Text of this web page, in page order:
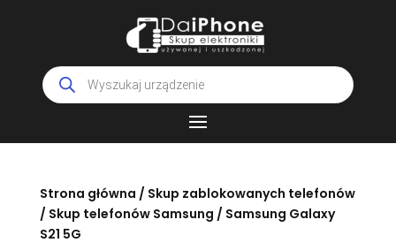
Wyszukiwarka
produktów
Strona główna / Skup zablokowanych telefonów
/ Skup telefonów Samsung / Samsung Galaxy
S21 5G